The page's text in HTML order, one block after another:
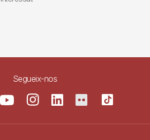
Segueix-nos